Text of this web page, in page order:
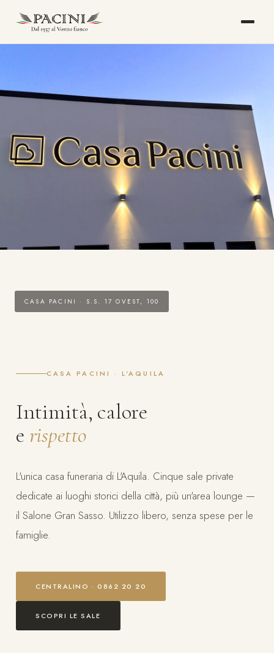
CASA PACINI · S.S. 17 OVEST, 100
CASA PACINI · L'AQUILA
Intimità, calore
e rispetto
L'unica casa funeraria di L'Aquila. Cinque sale private
dedicate ai luoghi storici della città, più un'area lounge —
il Salone Gran Sasso. Utilizzo libero, senza spese per le
famiglie.
CENTRALINO · 0862 20 20
SCOPRI LE SALE